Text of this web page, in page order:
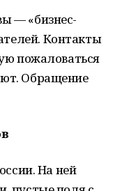
— «бизнес-
Контакты
пожаловаться
Обращение
На ней